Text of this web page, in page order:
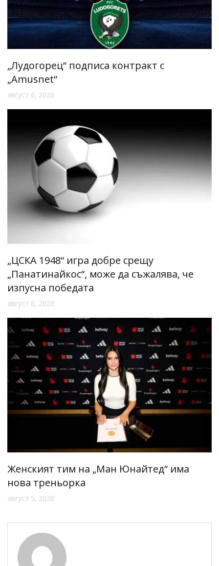
„Лудогорец“ подписа контракт с
„Amusnet“
август 6, 2026
„ЦСКА 1948“ игра добре срещу
„Панатинайкос“, може да съжалява, че
изпусна победата
август 6, 2026
Женският тим на „Ман Юнайтед“ има
нова треньорка
август 5, 2026